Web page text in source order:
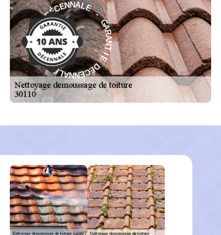
G
A
R
A
N
T
I
E
D
É
C
E
NNALE - GA
R
A
N
T
I
E
D
É
C
E
N
N
A
L
E
-